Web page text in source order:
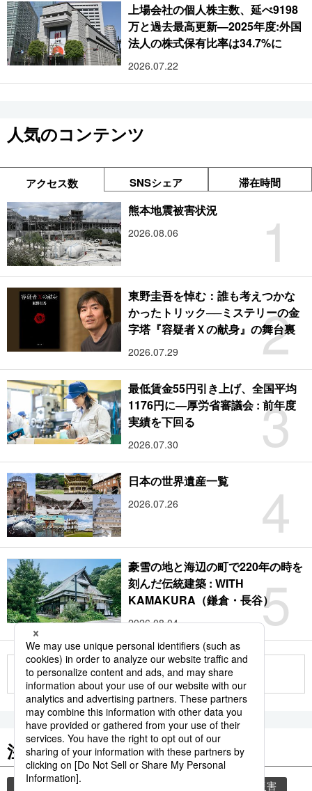
上場会社の個人株主数、延べ9198
万と過去最高更新―2025年度:外国
法人の株式保有比率は34.7%に
2026.07.22
人気のコンテンツ
アクセス数 SNSシェア 滞在時間
1
熊本地震被害状況
2026.08.06
2
東野圭吾を悼む：誰も考えつかな
かったトリック──ミステリーの金
字塔『容疑者Ｘの献身』の舞台裏
2026.07.29
3
最低賃金55円引き上げ、全国平均
1176円に―厚労省審議会 : 前年度
実績を下回る
2026.07.30
4
日本の世界遺産一覧
2026.07.26
5
豪雪の地と海辺の町で220年の時を
刻んだ伝統建築 : WITH
KAMAKURA（鎌倉・長谷）
2026.08.04
もっと見る
注目のキーワード
共同通信ニュース 災害